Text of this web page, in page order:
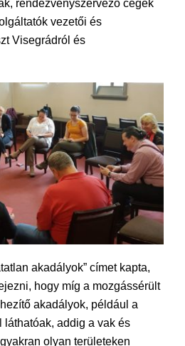
rendezvényszervező cégek
vezetői és
Visegrádról és
akadályok” címet kapta,
hogy míg a mozgássérült
akadályok, például a
láthatóak, addig a vak és
olyan területeken